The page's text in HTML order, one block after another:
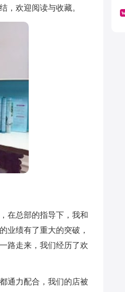
，欢迎阅读与收藏。
在总部的指导下，我和
业绩有了重大的突破，
路走来，我们经历了欢
通力配合，我们的店被